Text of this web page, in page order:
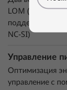
LOM (с
поддерживает
NC-SI)
Управление
Оптимизация
управление с